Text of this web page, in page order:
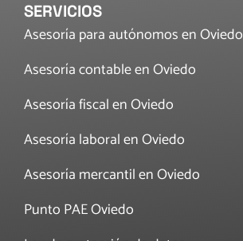
SERVICIOS
Asesoría para autónomos en Oviedo
Asesoría contable en Oviedo
Asesoría fiscal en Oviedo
Asesoría laboral en Oviedo
Asesoría mercantil en Oviedo
Punto PAE Oviedo